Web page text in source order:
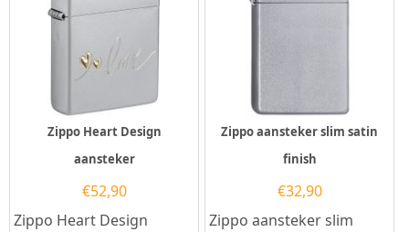
Zippo Heart Design
aansteker
€52,90
Zippo Heart Design
Zippo aansteker slim satin
finish
€32,90
Zippo aansteker slim